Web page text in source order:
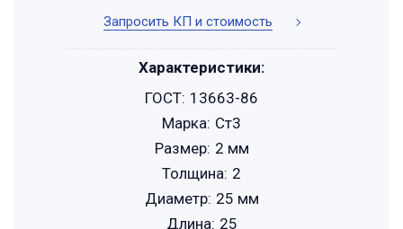
Запросить КП и стоимость
Характеристики:
ГОСТ: 13663-86
Марка: Ст3
Размер: 2 мм
Толщина: 2
Диаметр: 25 мм
Длина: 25